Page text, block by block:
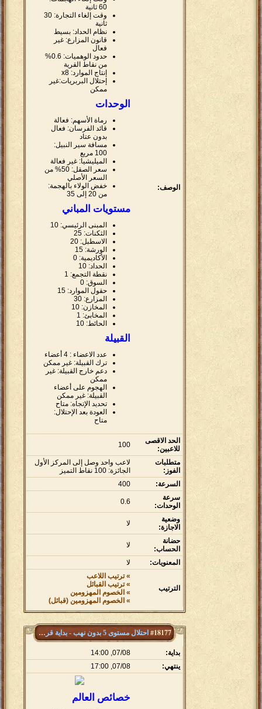
الوصف:
60 ثانية
وقت إلغاء التجارة: 30
ثانية
نظام الحداد: بسيط
قانون المزارع: غير
فعال
حدود الوهميات: 0.6%
من نقاط القرية
إنتاج الموارد: x8
إحتلال البربريات:غير
ممكن
الوحدات
رماة الأسهم: فعالة
قائد الفرسان: فعال
بدون عتاد
مسافة سير النبيل:
100 مربع
الميليشيا: غير فعالة
سعر الصقل: 50% من
السعر الأصلي
خفض الولاء بالهجمة:
من 20 إلى 35
مستويات المباني
المبنى الرئيسي: 10
الثكنات: 25
الاسطبل: 20
الورشة: 15
الأكاديمية: 0
الحداد: 10
نقطة التجمع: 1
السوق: 0
حقول الموارد: 15
المزارع: 30
المخازن: 10
المخابئ: 1
الحائط: 10
القبيلة
عدد الاعضاء : 4 أعضاء
ترك القبيلة: غير ممكن
دعم خارج القبيلة: غير
ممكن
الهجوم على أعضاء
القبيلة: غير ممكن
تحديد الإتجاه: متاح
العودة بعد الإحتلال:
متاح
الحد الاقصى
للاعبين:
100
متطلبات
الفوز:
لاعب واحد وصل إلى المركز الأول
الجائزة: 100 نقاط التميز
السرعة:
400
سرعة
الوحدات:
0.6
وضعية
الاجازة:
لا
حضانة
الحساب:
لا
المعنويات: لا
الترتيب
» ترتيب اللاعب
» ترتيب القبائل
» الخصوم المهزومين
» الخصوم المهزومين (قبائل)
#18177 احتلال مستوى 5 بدون نهب - بداية قريتين
بداية:
07/08, 14:00
ينتهي:
07/08, 17:00
خصائص العالم